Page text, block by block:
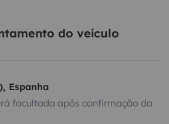
do veículo
Espanha
facultada após confirmação da